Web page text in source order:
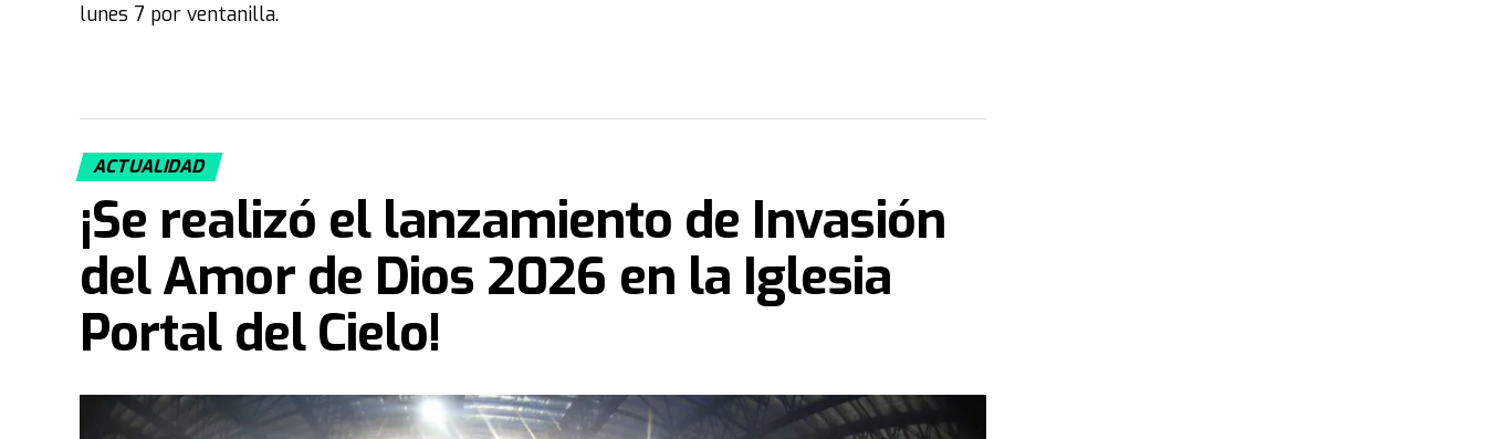
lunes 7 por ventanilla.
ACTUALIDAD
¡Se realizó el lanzamiento de Invasión
del Amor de Dios 2026 en la Iglesia
Portal del Cielo!